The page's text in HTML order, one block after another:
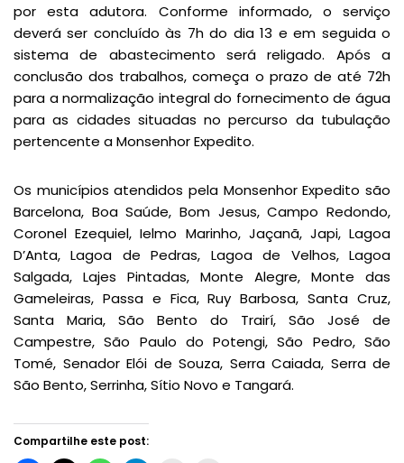
por esta adutora. Conforme informado, o serviço
deverá ser concluído às 7h do dia 13 e em seguida o
sistema de abastecimento será religado. Após a
conclusão dos trabalhos, começa o prazo de até 72h
para a normalização integral do fornecimento de água
para as cidades situadas no percurso da tubulação
pertencente a Monsenhor Expedito.
Os municípios atendidos pela Monsenhor Expedito são
Barcelona, Boa Saúde, Bom Jesus, Campo Redondo,
Coronel Ezequiel, Ielmo Marinho, Jaçanã, Japi, Lagoa
D’Anta, Lagoa de Pedras, Lagoa de Velhos, Lagoa
Salgada, Lajes Pintadas, Monte Alegre, Monte das
Gameleiras, Passa e Fica, Ruy Barbosa, Santa Cruz,
Santa Maria, São Bento do Trairí, São José de
Campestre, São Paulo do Potengi, São Pedro, São
Tomé, Senador Elói de Souza, Serra Caiada, Serra de
São Bento, Serrinha, Sítio Novo e Tangará.
Compartilhe este post: